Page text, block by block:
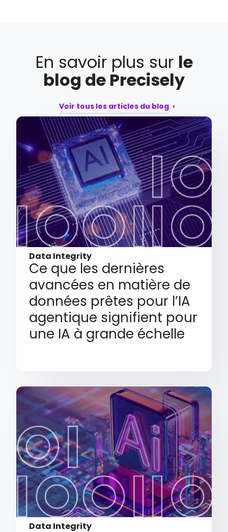
En savoir plus sur le
blog de Precisely
Voir tous les articles du blog
Data Integrity
Ce que les dernières
avancées en matière de
données prêtes pour l’IA
agentique signifient pour
une IA à grande échelle
Data Integrity